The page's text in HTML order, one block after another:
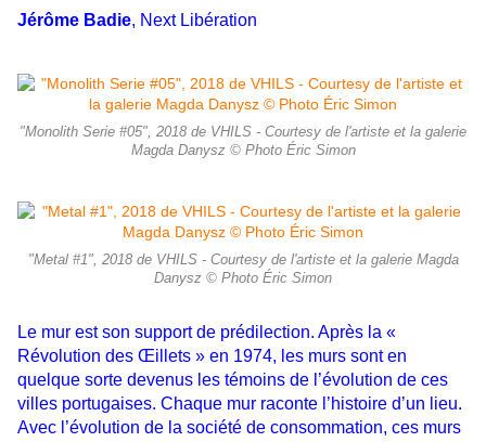
Jérôme Badie, Next Libération
"Monolith Serie #05", 2018 de VHILS - Courtesy de l'artiste et la galerie
Magda Danysz © Photo Éric Simon
"Metal #1", 2018 de VHILS - Courtesy de l'artiste et la galerie Magda
Danysz © Photo Éric Simon
Le mur est son support de prédilection. Après la «
Révolution des Œillets » en 1974, les murs sont en
quelque sorte devenus les témoins de l’évolution de ces
villes portugaises. Chaque mur raconte l’histoire d’un lieu.
Avec l’évolution de la société de consommation, ces murs